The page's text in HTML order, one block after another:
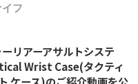
フ
リアーアサルトシステ
Wrist Case(タクティ
ケース)のご紹介動画を公